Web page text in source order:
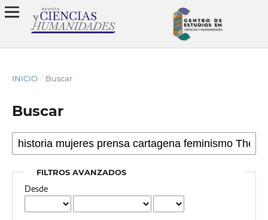
INICIO / Buscar
Buscar
FILTROS AVANZADOS
Desde